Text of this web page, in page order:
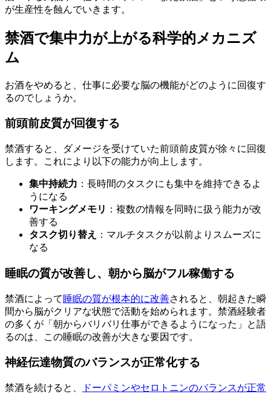
が生産性を蝕んでいきます。
禁酒で集中力が上がる科学的メカニズ
ム
お酒をやめると、仕事に必要な脳の機能がどのように回復す
るのでしょうか。
前頭前皮質が回復する
禁酒すると、ダメージを受けていた前頭前皮質が徐々に回復
します。これにより以下の能力が向上します。
集中持続力 ：長時間のタスクにも集中を維持できるよ
うになる
ワーキングメモリ ：複数の情報を同時に扱う能力が改
善する
タスク切り替え
：マルチタスクが以前よりスムーズに
なる
睡眠の質が改善し、朝から脳がフル稼働する
禁酒によって睡眠の質が根本的に改善されると、朝起きた瞬
間から脳がクリアな状態で活動を始められます。禁酒経験者
の多くが「朝からバリバリ仕事ができるようになった」と語
るのは、この睡眠の改善が大きな要因です。
神経伝達物質のバランスが正常化する
禁酒を続けると、
ドーパミンやセロトニンのバランスが正常